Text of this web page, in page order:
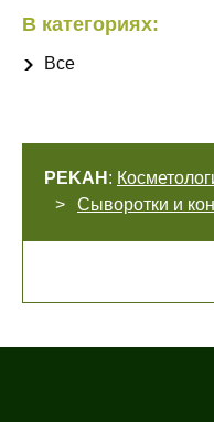
В категориях:
Все
PEKAH :
Сыворотки и